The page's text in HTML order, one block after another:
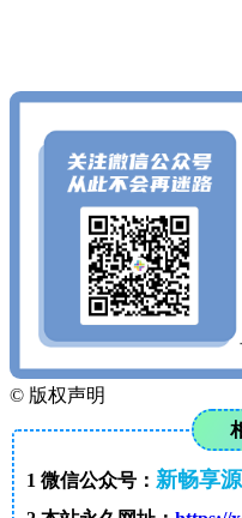
© 版权声明
1 微信公众号： 新畅享